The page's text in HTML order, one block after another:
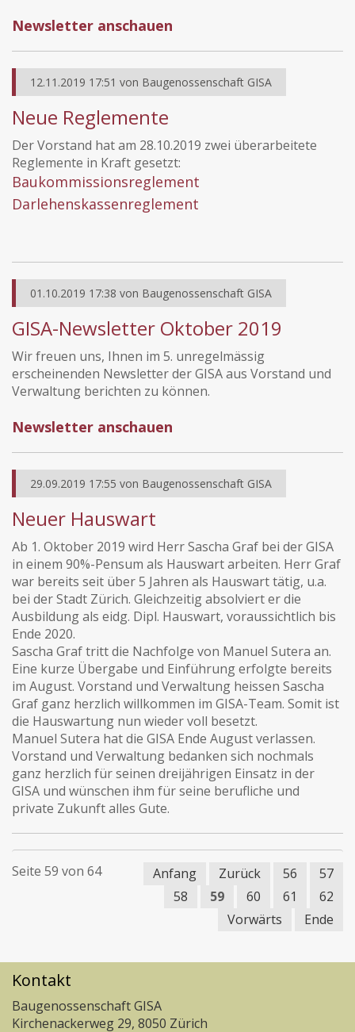
Newsletter anschauen
12.11.2019 17:51 von Baugenossenschaft GISA
Neue Reglemente
Der Vorstand hat am 28.10.2019 zwei überarbeitete
Reglemente in Kraft gesetzt:
Baukommissionsreglement
Darlehenskassenreglement
01.10.2019 17:38 von Baugenossenschaft GISA
GISA-Newsletter Oktober 2019
Wir freuen uns, Ihnen im 5. unregelmässig
erscheinenden Newsletter der GISA aus Vorstand und
Verwaltung berichten zu können.
Newsletter anschauen
29.09.2019 17:55 von Baugenossenschaft GISA
Neuer Hauswart
Ab 1. Oktober 2019 wird Herr Sascha Graf bei der GISA
in einem 90%-Pensum als Hauswart arbeiten. Herr Graf
war bereits seit über 5 Jahren als Hauswart tätig, u.a.
bei der Stadt Zürich. Gleichzeitig absolviert er die
Ausbildung als eidg. Dipl. Hauswart, voraussichtlich bis
Ende 2020.
Sascha Graf tritt die Nachfolge von Manuel Sutera an.
Eine kurze Übergabe und Einführung erfolgte bereits
im August. Vorstand und Verwaltung heissen Sascha
Graf ganz herzlich willkommen im GISA-Team. Somit ist
die Hauswartung nun wieder voll besetzt.
Manuel Sutera hat die GISA Ende August verlassen.
Vorstand und Verwaltung bedanken sich nochmals
ganz herzlich für seinen dreijährigen Einsatz in der
GISA und wünschen ihm für seine berufliche und
private Zukunft alles Gute.
Seite 59 von 64 Anfang Zurück 56
57
58
59 60 61
62
Vorwärts
Ende
Kontakt
Baugenossenschaft GISA
Kirchenackerweg 29, 8050 Zürich